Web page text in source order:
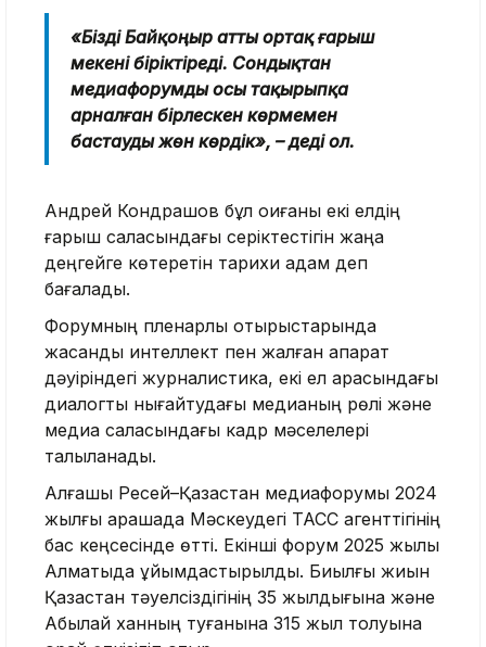
«Бізді Байқоңыр атты ортақ ғарыш
мекені біріктіреді. Сондықтан
медиафорумды осы тақырыпқа
арналған бірлескен көрмемен
бастауды жөн көрдік», – деді ол.
Андрей Кондрашов бұл оқиғаны екі елдің
ғарыш саласындағы серіктестігін жаңа
деңгейге көтеретін тарихи қадам деп
бағалады.
Форумның пленарлық отырыстарында
жасанды интеллект пен жалған ақпарат
дәуіріндегі журналистика, екі ел арасындағы
диалогты нығайтудағы медианың рөлі және
медиа саласындағы кадр мәселелері
талқыланады.
Алғашқы Ресей–Қазақстан медиафорумы 2024
жылғы қарашада Мәскеудегі ТАСС агенттігінің
бас кеңсесінде өтті. Екінші форум 2025 жылы
Алматыда ұйымдастырылды. Биылғы жиын
Қазақстан тәуелсіздігінің 35 жылдығына және
Абылай ханның туғанына 315 жыл толуына